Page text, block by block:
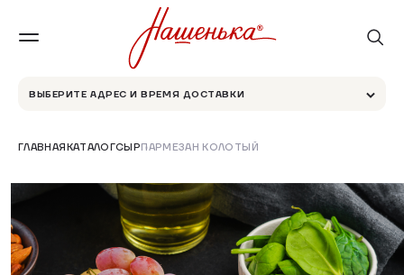
ВЫБЕРИТЕ АДРЕС И ВРЕМЯ ДОСТАВКИ
ГЛАВНАЯКАТАЛОГСЫРПАРМЕЗАН КОЛОТЫЙ